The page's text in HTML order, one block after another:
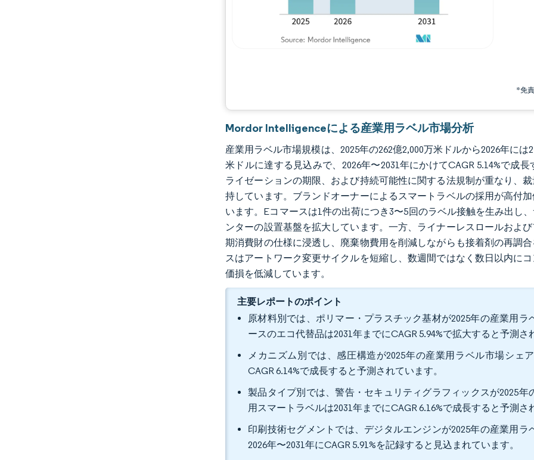
*免
Mordor Intelligenceによる産業用ラベル市場分析
産業用ラベル市場規模は、2025年の262億2,000万米ドルから2026年に
米ドルに達する見込みで、2026年〜2031年にかけてCAGR 5.14%で成
ライゼーションの期限、および持続可能性に関する法規制が重なり、
持しています。ブランドオーナーによるスマートラベルの採用が高付
います。Eコマースは1件の出荷につき3〜5回のラベル接触を生み出し
ンターの設置基盤を拡大しています。一方、ライナーレスロールおよ
期消費財の仕様に浸透し、廃棄物費用を削減しながらも接着剤の再調
スはアートワーク変更サイクルを短縮し、数週間ではなく数日以内に
価損を低減しています。
主要レポートのポイント
原材料別では、ポリマー・プラスチック基材が2025年の産業用
ースのエコ代替品は2031年までにCAGR 5.94%で拡大すると予測さ
メカニズム別では、感圧構造が2025年の産業用ラベル市場シェ
CAGR 6.14%で成長すると予測されています。
製品タイプ別では、警告・セキュリティグラフィックスが2025
用スマートラベルは2031年までにCAGR 6.16%で成長すると予測さ
印刷技術セグメントでは、デジタルエンジンが2025年の産業用
2026年〜2031年にCAGR 5.91%を記録すると見込まれています。